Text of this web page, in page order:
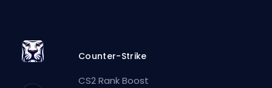
Counter-Strike
CS2 Rank Boost